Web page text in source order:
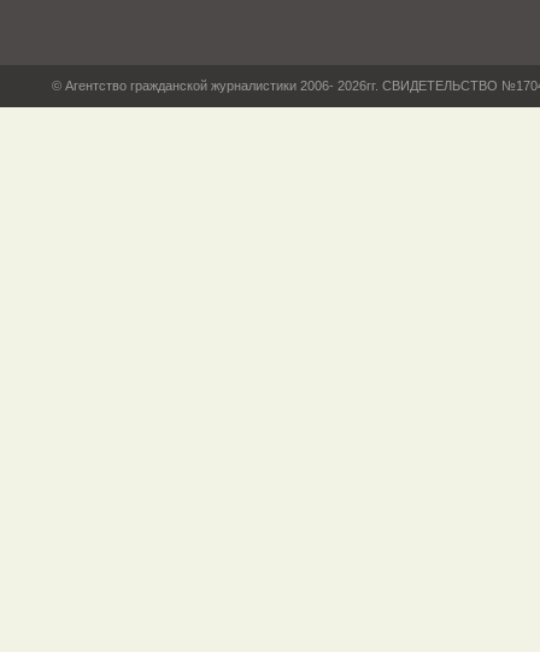
© Агентство гражданской журналистики 2006- 2026гг. СВИДЕТЕЛЬСТВО